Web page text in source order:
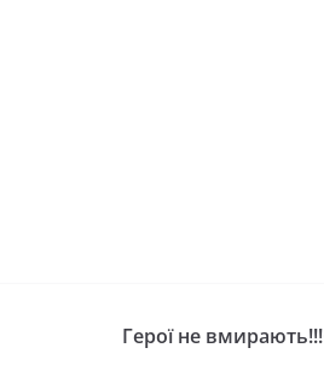
Герої не вмирають!!!